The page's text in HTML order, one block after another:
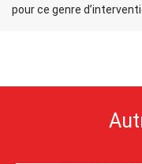
pour ce genre